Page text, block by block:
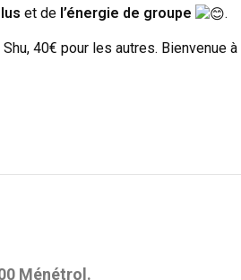
et de l’énergie de groupe .
40€ pour les autres. Bienvenue à
Ménétrol.